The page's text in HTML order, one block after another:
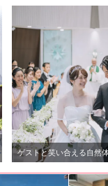
ゲストと笑い合える自然